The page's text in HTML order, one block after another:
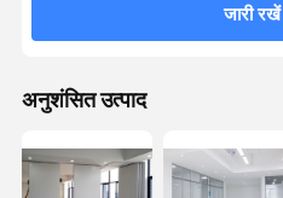
जारी रखें
अनुशंसित उत्पाद